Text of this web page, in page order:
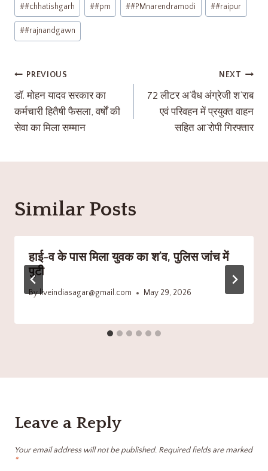
##chhatishgarh ##pm ##PMnarendramodi ##raipur
##rajnandgawn
PREVIOUS
डॉ. मोहन यादव सरकार का
कर्मचारी हितैषी फैसला, वर्षों की
सेवा का मिला सम्मान
NEXT
72 लीटर अ’वैध अंग्रेजी श’राब
एवं परिवहन में प्रयुक्त वाहन
सहित आ’रोपी गिरफ्तार
Similar Posts
हाई-व के पास मिला युवक का श’व, पुलिस जांच में
पुटी
Byliveindiasagar@gmail.com May 29, 2026
Leave a Reply
Your email address will not be published. Required fields are marked
*